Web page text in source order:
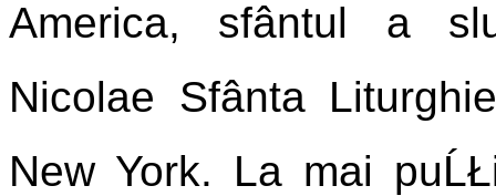
America, sfântul a
Nicolae Sfânta
New York. La mai